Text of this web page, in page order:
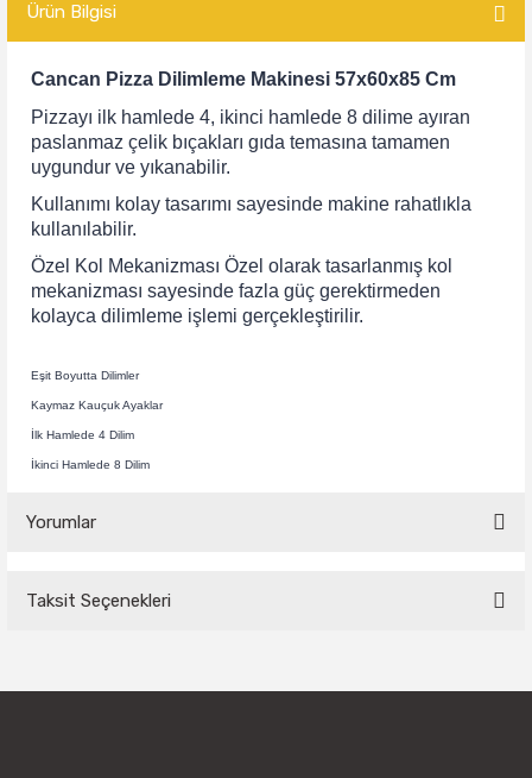
Ürün Bilgisi
Cancan Pizza Dilimleme Makinesi 57x60x85 Cm
Pizzayı ilk hamlede 4, ikinci hamlede 8 dilime ayıran
paslanmaz çelik bıçakları gıda temasına tamamen
uygundur ve yıkanabilir.
Kullanımı kolay tasarımı sayesinde makine rahatlıkla
kullanılabilir.
Özel Kol Mekanizması Özel olarak tasarlanmış kol
mekanizması sayesinde fazla güç gerektirmeden
kolayca dilimleme işlemi gerçekleştirilir.
Eşit Boyutta Dilimler
Kaymaz Kauçuk Ayaklar
İlk Hamlede 4 Dilim
İkinci Hamlede 8 Dilim
Yorumlar
Yorum Yaz
Taksit Seçenekleri